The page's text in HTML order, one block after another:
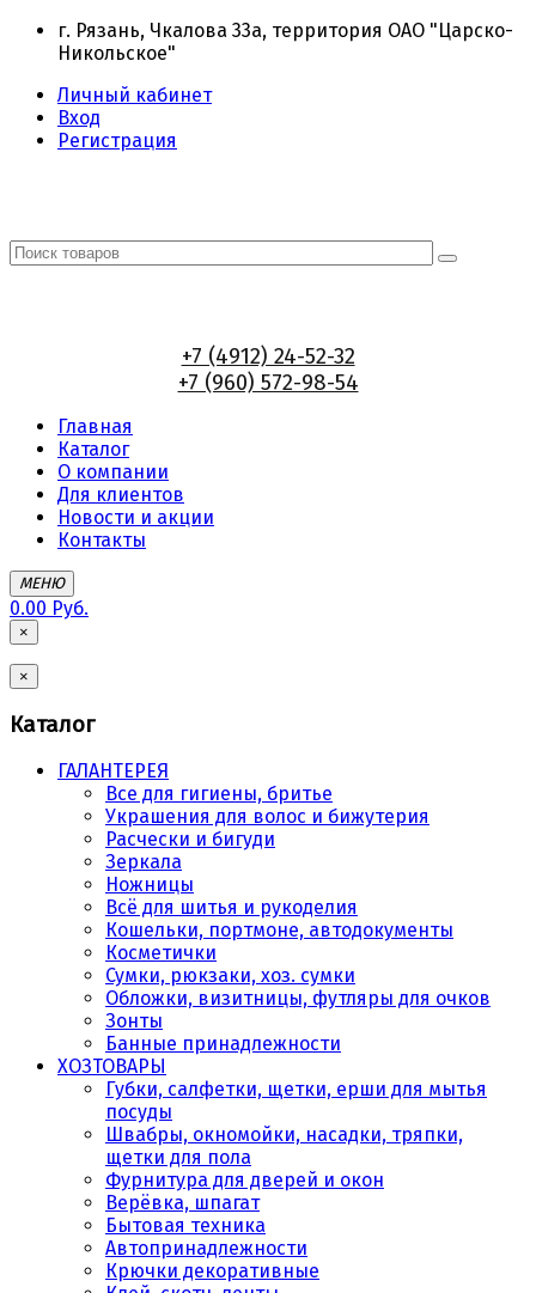
г. Рязань, Чкалова 33а, территория ОАО "Царско-
Никольское"
Личный кабинет
Вход
Регистрация
+7 (4912) 24-52-32
+7 (960) 572-98-54
Главная
Каталог
О компании
Для клиентов
Новости и акции
Контакты
МЕНЮ
0.00 Руб.
×
×
Каталог
ГАЛАНТЕРЕЯ
Все для гигиены, бритье
Украшения для волос и бижутерия
Расчески и бигуди
Зеркала
Ножницы
Всё для шитья и рукоделия
Кошельки, портмоне, автодокументы
Косметички
Сумки, рюкзаки, хоз. сумки
Обложки, визитницы, футляры для очков
Зонты
Банные принадлежности
ХОЗТОВАРЫ
Губки, салфетки, щетки, ерши для мытья
посуды
Швабры, окномойки, насадки, тряпки,
щетки для пола
Фурнитура для дверей и окон
Верёвка, шпагат
Бытовая техника
Автопринадлежности
Крючки декоративные